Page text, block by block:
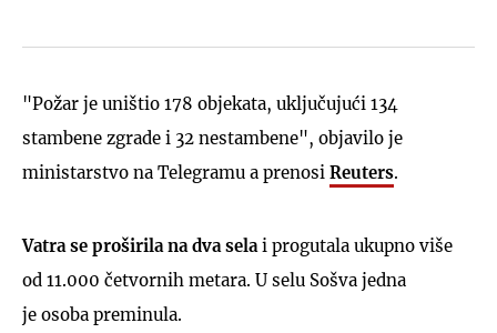
"Požar je uništio 178 objekata, uključujući 134
stambene zgrade i 32 nestambene", objavilo je
ministarstvo na Telegramu a prenosi Reuters.
Vatra se proširila na dva sela i progutala ukupno više
od 11.000 četvornih metara. U selu Sošva jedna
je osoba preminula.